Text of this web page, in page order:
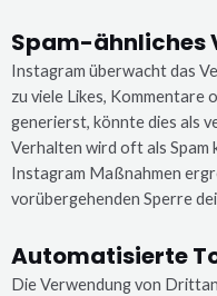
Spam-ähnliches
Instagram überwacht das
zu viele Likes, Kommentare
generierst, könnte dies als
Verhalten wird oft als Spam
Instagram Maßnahmen
vorübergehenden Sperre
Automatisierte
Die Verwendung von